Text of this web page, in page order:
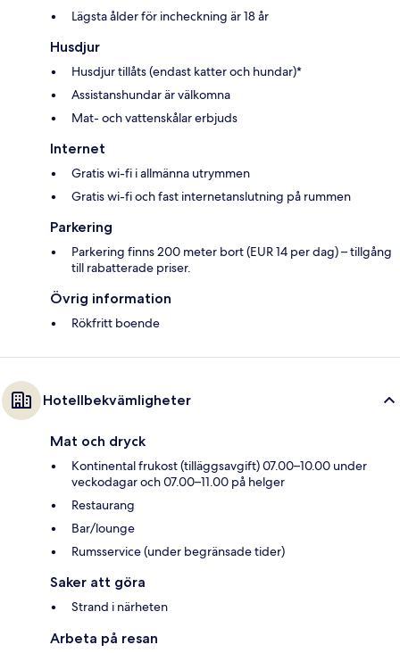
Lägsta ålder för incheckning är 18 år
Husdjur
Husdjur tillåts (endast katter och hundar)*
Assistanshundar är välkomna
Mat- och vattenskålar erbjuds
Internet
Gratis wi-fi i allmänna utrymmen
Gratis wi-fi och fast internetanslutning på rummen
Parkering
Parkering finns 200 meter bort (EUR 14 per dag) – tillgång
till rabatterade priser.
Övrig information
Rökfritt boende
Hotellbekvämligheter
Mat och dryck
Kontinental frukost (tilläggsavgift) 07.00–10.00 under
veckodagar och 07.00–11.00 på helger
Restaurang
Bar/lounge
Rumsservice (under begränsade tider)
Saker att göra
Strand i närheten
Arbeta på resan